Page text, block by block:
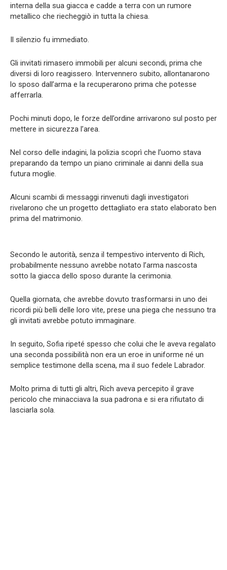
interna della sua giacca e cadde a terra con un rumore
metallico che riecheggiò in tutta la chiesa.
Il silenzio fu immediato.
Gli invitati rimasero immobili per alcuni secondi, prima che
diversi di loro reagissero. Intervennero subito, allontanarono
lo sposo dall’arma e la recuperarono prima che potesse
afferrarla.
Pochi minuti dopo, le forze dell’ordine arrivarono sul posto per
mettere in sicurezza l’area.
Nel corso delle indagini, la polizia scoprì che l’uomo stava
preparando da tempo un piano criminale ai danni della sua
futura moglie.
Alcuni scambi di messaggi rinvenuti dagli investigatori
rivelarono che un progetto dettagliato era stato elaborato ben
prima del matrimonio.
Secondo le autorità, senza il tempestivo intervento di Rich,
probabilmente nessuno avrebbe notato l’arma nascosta
sotto la giacca dello sposo durante la cerimonia.
Quella giornata, che avrebbe dovuto trasformarsi in uno dei
ricordi più belli delle loro vite, prese una piega che nessuno tra
gli invitati avrebbe potuto immaginare.
In seguito, Sofia ripeté spesso che colui che le aveva regalato
una seconda possibilità non era un eroe in uniforme né un
semplice testimone della scena, ma il suo fedele Labrador.
Molto prima di tutti gli altri, Rich aveva percepito il grave
pericolo che minacciava la sua padrona e si era rifiutato di
lasciarla sola.